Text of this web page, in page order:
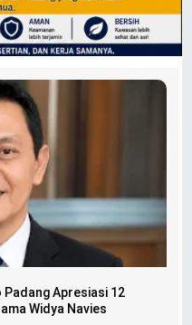
Padang Apresiasi 12
Widya Navies